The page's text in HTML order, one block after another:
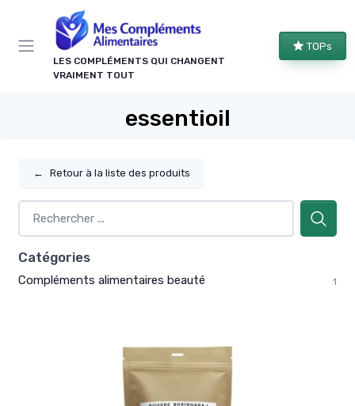
LES COMPLÉMENTS QUI CHANGENT
VRAIMENT TOUT
TOPs
essentioil
← Retour à la liste des produits
Catégories
Compléments alimentaires beauté 1
Panneau de gestion des cookies